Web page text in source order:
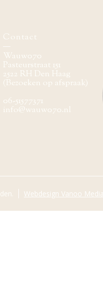
Contact
Wauw070
Pasteurstraat 151
2522 RH Den Haag
(Bezoeken op afspraak)
06-51577371
info@wauw070.nl
Webdesign Vanoo Media